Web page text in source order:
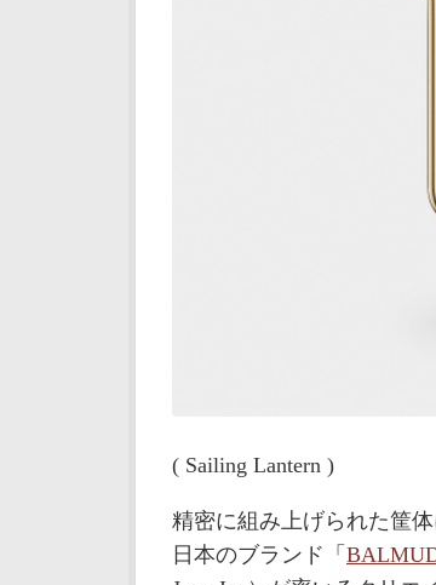
( Sailing Lantern )
精密に組み上げられた筐
日本のブランド「